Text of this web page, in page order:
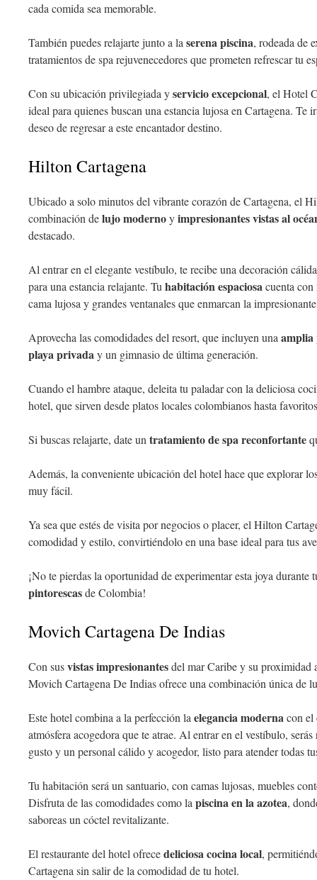
cada comida sea memorable.
También puedes relajarte junto a la serena piscina, rodeada de
tratamientos de spa rejuvenecedores que prometen refrescar tu
Con su ubicación privilegiada yservicio excepcional, el Hotel
ideal para quienes buscan una estancia lujosa en Cartagena. Te
deseo de regresar a este encantador destino.
Hilton Cartagena
Ubicado a solo minutos del vibrante corazón de Cartagena, el
combinación delujo modernoyimpresionantes vistas al
destacado.
Al entrar en el elegante vestíbulo, te recibe una decoración
para una estancia relajante. Tu habitación espaciosacuenta con
cama lujosa y grandes ventanales que enmarcan la
Aprovecha las comodidades del resort, que incluyen una amplia
playa privaday un gimnasio de última generación.
Cuando el hambre ataque, deleita tu paladar con la deliciosa
hotel, que sirven desde platos locales colombianos hasta
Si buscas relajarte, date un tratamiento de spa reconfortante
Además, la conveniente ubicación del hotel hace que explorar
muy fácil.
Ya sea que estés de visita por negocios o placer, el Hilton
comodidad y estilo, convirtiéndolo en una base ideal para tus
¡No te pierdas la oportunidad de experimentar esta joya durante
pintorescasde Colombia!
Movich Cartagena De Indias
Con susvistas impresionantesdel mar Caribe y su proximidad
Movich Cartagena De Indias ofrece una combinación única de
Este hotel combina a la perfección la elegancia modernacon el
atmósfera acogedora que te atrae. Al entrar en el vestíbulo,
gusto y un personal cálido y acogedor, listo para atender todas
Tu habitación será un santuario, con camas lujosas, muebles
Disfruta de las comodidades como la piscina en la azotea,
saboreas un cóctel revitalizante.
El restaurante del hotel ofrecedeliciosa cocina local,
Cartagena sin salir de la comodidad de tu hotel.